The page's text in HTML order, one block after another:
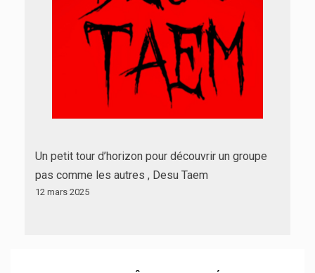
Un petit tour d’horizon pour découvrir un groupe
pas comme les autres , Desu Taem
12 mars 2025